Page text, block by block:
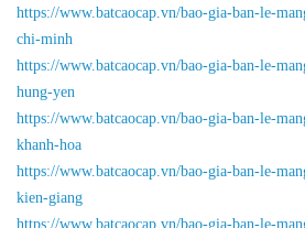
https://www.batcaocap.vn/bao-gia-ban-le-
chi-minh
https://www.batcaocap.vn/bao-gia-ban-le-
hung-yen
https://www.batcaocap.vn/bao-gia-ban-le-
khanh-hoa
https://www.batcaocap.vn/bao-gia-ban-le-
kien-giang
https://www.batcaocap.vn/bao-gia-ban-le-